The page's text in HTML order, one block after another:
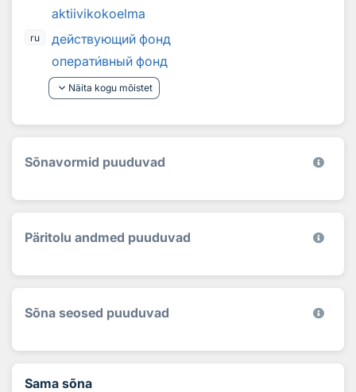
aktiivikokoelma
ru
действующий фонд
оперативный фонд
keyboard_arrow_down Näita kogu mõistet
Sõnavormid puuduvad
Päritolu andmed puuduvad
Sõna seosed puuduvad
Sama sõna